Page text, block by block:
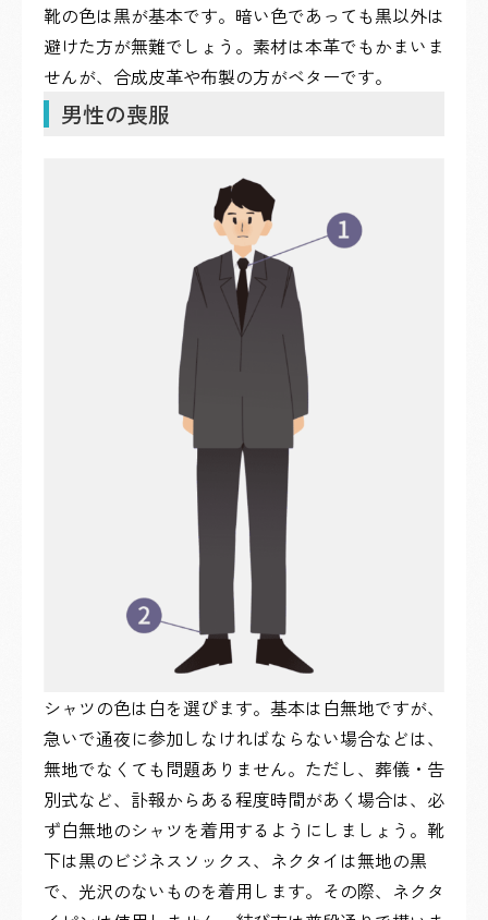
靴の色は黒が基本です。暗い色であっても黒以外は
避けた方が無難でしょう。素材は本革でもかまいま
せんが、合成皮革や布製の方がベターです。
男性の喪服
シャツの色は白を選びます。基本は白無地ですが、
急いで通夜に参加しなければならない場合などは、
無地でなくても問題ありません。ただし、葬儀・告
別式など、訃報からある程度時間があく場合は、必
ず白無地のシャツを着用するようにしましょう。靴
下は黒のビジネスソックス、ネクタイは無地の黒
で、光沢のないものを着用します。その際、ネクタ